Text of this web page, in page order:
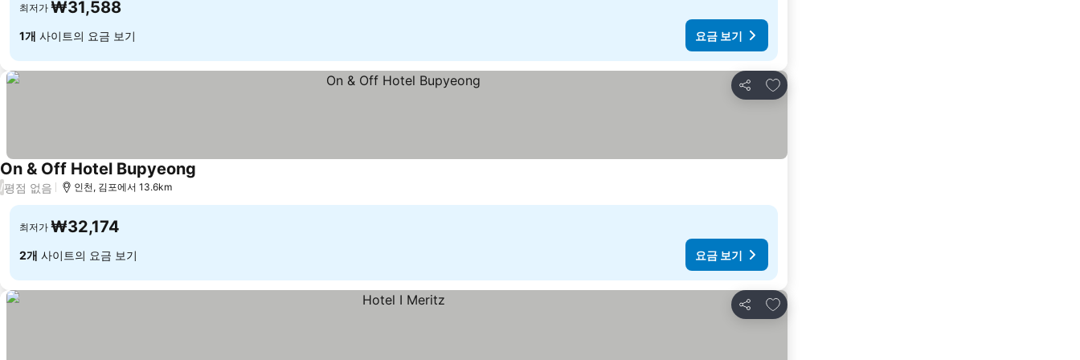
최저가 ₩31,588
1개 사이트의 요금 보기 요금 보기
공유
즐겨찾기에 추가
On & Off Hotel Bupyeong
/평점 없음 인천, 김포에서 13.6km
최저가 ₩32,174
2개 사이트의 요금 보기 요금 보기
공유
즐겨찾기에 추가